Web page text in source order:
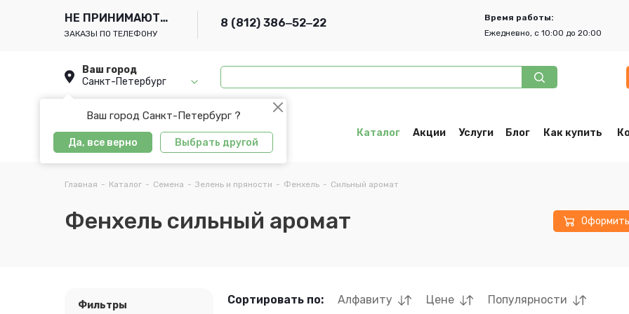
НЕ ПРИНИМАЮТСЯ
ЗАКАЗЫ ПО ТЕЛЕФОНУ
8 (812) 386‒52‒22
Время работы:
Ежедневно, с 10:00 до 20:00
Ваш город
Санкт-Петербург
Ваш город Санкт-Петербург ?
Да, все верно Выбрать другой
Каталог Акции Услуги Блог Как купить
Главная - Каталог - Семена - Зелень и пряности - Фенхель - Сильный аромат
Фенхель сильный аромат Оформить
Фильтры Сортировать по: Алфавиту Цене Популярности